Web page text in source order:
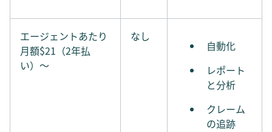
エージェントあたり
月額$21（2年払
い）〜
なし
自動化
レポート
と分析
クレーム
の追跡